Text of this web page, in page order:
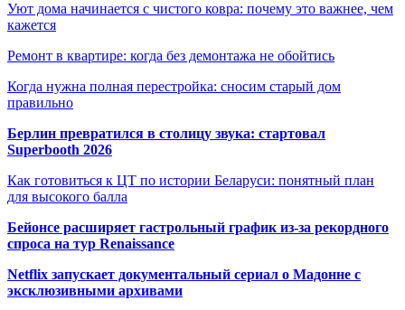
Уют дома начинается с чистого ковра: почему это важнее, чем
кажется
Ремонт в квартире: когда без демонтажа не обойтись
Когда нужна полная перестройка: сносим старый дом
правильно
Берлин превратился в столицу звука: стартовал
Superbooth 2026
Как готовиться к ЦТ по истории Беларуси: понятный план
для высокого балла
Бейонсе расширяет гастрольный график из-за рекордного
спроса на тур Renaissance
Netflix запускает документальный сериал о Мадонне с
эксклюзивными архивами